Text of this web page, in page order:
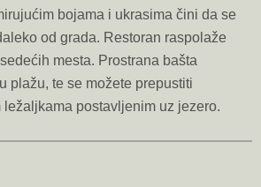
bojama i ukrasima čini da se
od grada. Restoran raspolaže
mesta. Prostrana bašta
plažu, te se možete prepustiti
postavljenim uz jezero.